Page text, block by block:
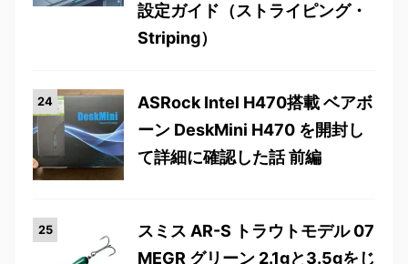
設定ガイド（ストライピング・
Striping）
ASRock Intel H470搭載 ベアボ
ーン DeskMini H470 を開封し
て詳細に確認した話 前編
スミス AR-S トラウトモデル 07
MEGR グリーン 2.1gと3.5gをじ